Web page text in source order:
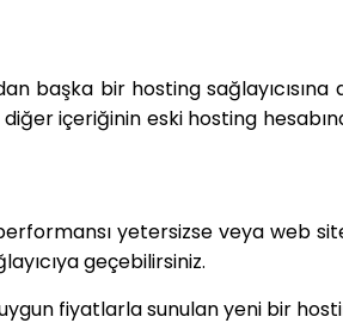
başka bir hosting
içeriğinin eski hosting
yetersizse veya web
geçebilirsiniz.
fiyatlarla sunulan yeni bir